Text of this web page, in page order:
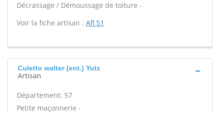
Décrassage / Démoussage de toiture -
Voir la fiche artisan : Afl 51
Culetto walter (ent.) Yutz
Artisan
Département: 57
Petite maçonnerie -